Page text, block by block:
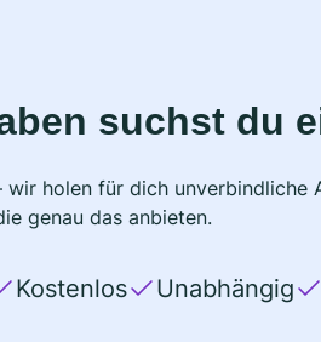
suchst du
holen für dich unverbindliche
genau das anbieten.
Kostenlos Unabhängig